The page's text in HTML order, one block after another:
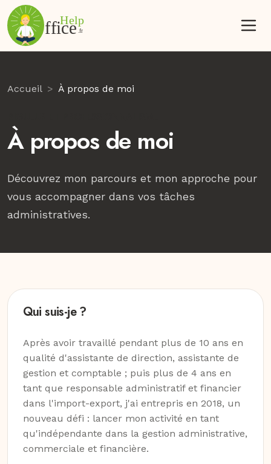
Accueil À propos de moi
À propos de moi
Découvrez mon parcours et mon approche pour
vous accompagner dans vos tâches
administratives.
Qui suis-je ?
Après avoir travaillé pendant plus de 10 ans en
qualité d'assistante de direction, assistante de
gestion et comptable ; puis plus de 4 ans en
tant que responsable administratif et financier
dans l'import-export, j'ai entrepris en 2018, un
nouveau défi : lancer mon activité en tant
qu'indépendante dans la gestion administrative,
commerciale et financière.